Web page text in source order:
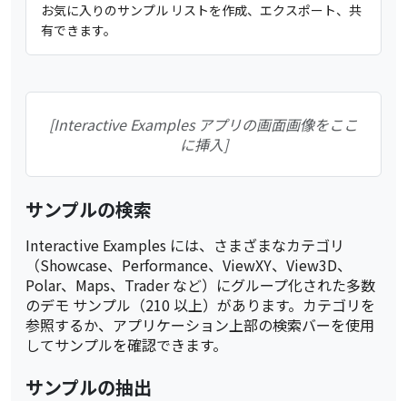
お気に入りのサンプル リストを作成、エクスポート、共
有できます。
[Interactive Examples アプリの画面画像をここ
に挿入]
サンプルの検索
Interactive Examples には、さまざまなカテゴリ
（Showcase、Performance、ViewXY、View3D、
Polar、Maps、Trader など）にグループ化された多数
のデモ サンプル（210 以上）があります。カテゴリを
参照するか、アプリケーション上部の検索バーを使用
してサンプルを確認できます。
サンプルの抽出